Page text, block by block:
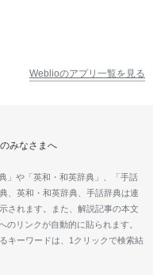
Weblioのアプリ一覧を見る
みなさまへ
」や「英和・和英辞典」、「手話
、英和・和英辞典、手話辞典は連
されます。また、解説記事の本文
のリンクが自動的に貼られます。
キーワードは、1クリックで検索結